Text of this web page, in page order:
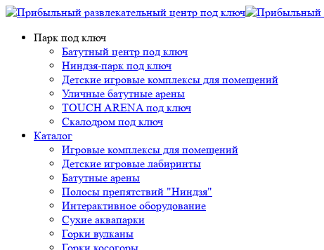
Парк под ключ
Батутный центр под ключ
Ниндзя-парк под ключ
Детские игровые комплексы для помещений
Уличные батутные арены
TOUCH ARENA под ключ
Скалодром под ключ
Каталог
Игровые комплексы для помещений
Детские игровые лабиринты
Батутные арены
Полосы препятствий "Ниндзя"
Интерактивное оборудование
Сухие аквапарки
Горки вулканы